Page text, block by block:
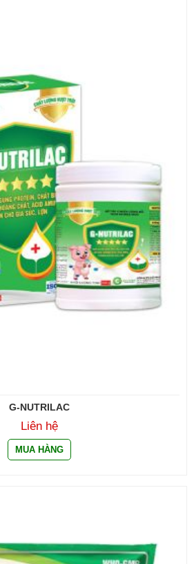
G-NUTRILAC
Liên hệ